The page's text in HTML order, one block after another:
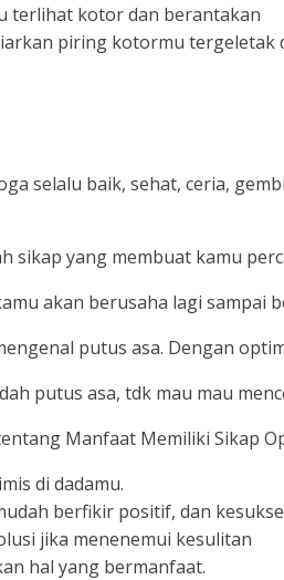
terlihat kotor dan berantakan
piring kotormu tergeletak
selalu baik, sehat, ceria,
yang membuat kamu
akan berusaha lagi sampai
putus asa. Dengan
putus asa, tdk mau mau
Manfaat Memiliki Sikap
di dadamu.
berfikir positif, dan
jika menenemui kesulitan
hal yang bermanfaat.